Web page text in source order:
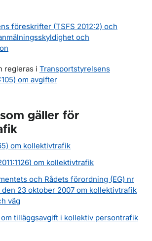
föreskrifter (TSFS 2012:2) och
och
regleras i Transportstyrelsens
om avgifter
gäller för
om kollektivtrafik
om kollektivtrafik
och Rådets förordning (EG) nr
den 23 oktober 2007 om kollektivtrafik
väg
om tilläggsavgift i kollektiv persontrafik